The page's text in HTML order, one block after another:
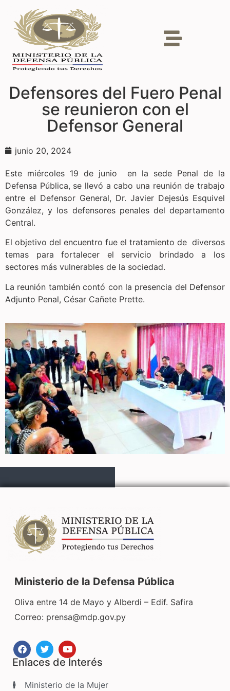
Defensores del Fuero Penal
se reunieron con el
Defensor General
junio 20, 2024
Este miércoles 19 de junio en la sede Penal de la
Defensa Pública, se llevó a cabo una reunión de trabajo
entre el Defensor General, Dr. Javier Dejesús Esquivel
González, y los defensores penales del departamento
Central.
El objetivo del encuentro fue el tratamiento de diversos
temas para fortalecer el servicio brindado a los
sectores más vulnerables de la sociedad.
La reunión también contó con la presencia del Defensor
Adjunto Penal, César Cañete Prette.
Ministerio de la Defensa Pública
Oliva entre 14 de Mayo y Alberdi – Edif. Safira
Correo: prensa@mdp.gov.py
Enlaces de Interés
Ministerio de la Mujer